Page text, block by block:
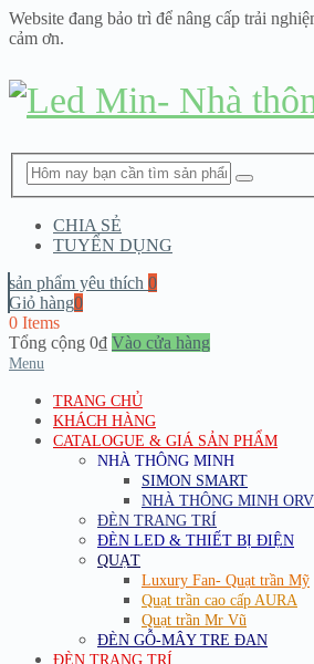
Website đang bảo trì để nâng cấp trải
cảm ơn.
CHIA SẺ
TUYỂN DỤNG
sản phẩm yêu thích 0
Giỏ hàng0
0 Items
Tổng cộng 0₫ Vào cửa hàng
Menu
TRANG CHỦ
KHÁCH HÀNG
CATALOGUE & GIÁ SẢN PHẨM
NHÀ THÔNG MINH
SIMON SMART
NHÀ THÔNG MINH
ĐÈN TRANG TRÍ
ĐÈN LED & THIẾT BỊ ĐIỆN
QUẠT
Luxury Fan- Quạt trần Mỹ
Quạt trần cao cấp AURA
Quạt trần Mr Vũ
ĐÈN GỖ-MÂY TRE ĐAN
ĐÈN TRANG TRÍ